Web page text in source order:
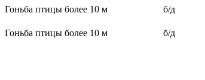
Гоньба птицы более 10 м б/д
Гоньба птицы более 10 м б/д